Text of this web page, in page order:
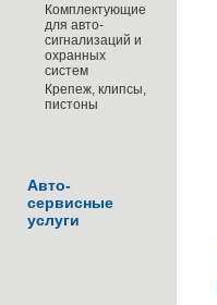
Комплектующие
для авто-
сигнализаций и
охранных
систем
Крепеж, клипсы,
пистоны
Авто-
сервисные
услуги